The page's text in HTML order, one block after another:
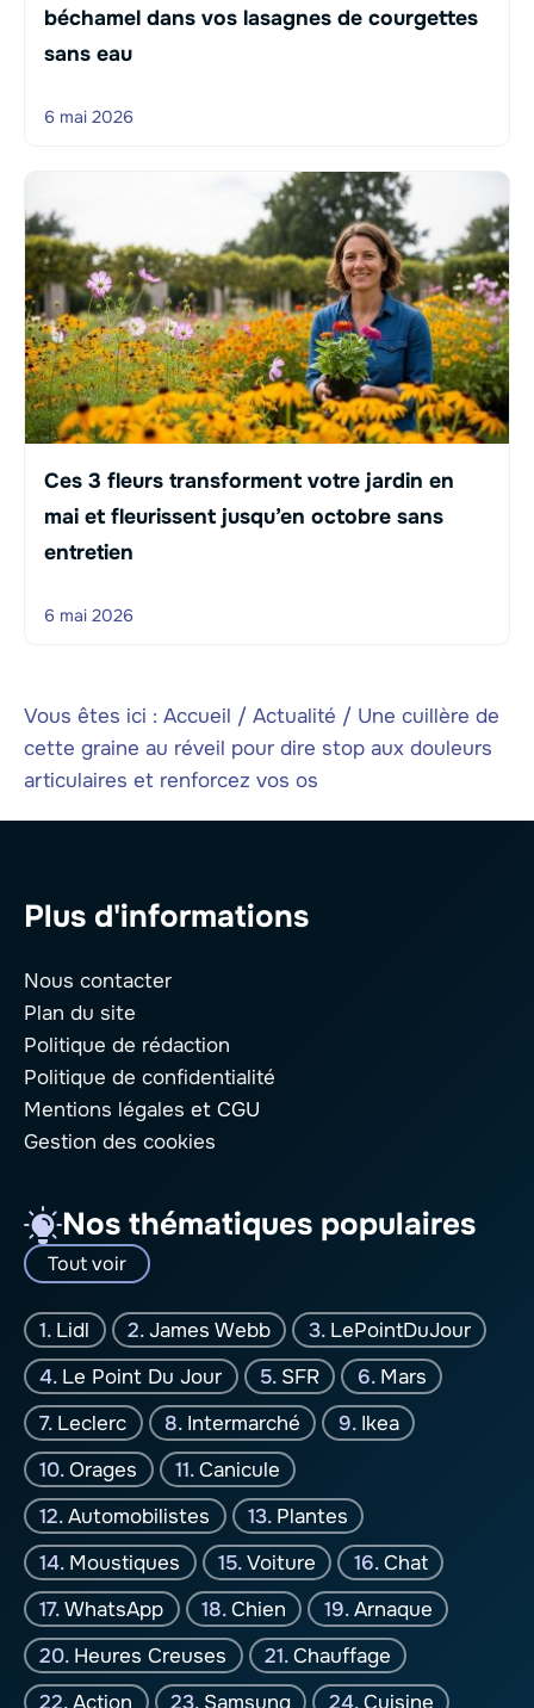
béchamel dans vos lasagnes de courgettes
sans eau
6 mai 2026
Ces 3 fleurs transforment votre jardin en
mai et fleurissent jusqu’en octobre sans
entretien
6 mai 2026
Vous êtes ici : Accueil / Actualité / Une cuillère de
cette graine au réveil pour dire stop aux douleurs
articulaires et renforcez vos os
Plus d'informations
Nous contacter
Plan du site
Politique de rédaction
Politique de confidentialité
Mentions légales et CGU
Gestion des cookies
Nos thématiques populaires
Tout voir
Lidl James Webb
LePointDuJour
Le Point Du Jour
SFR
Mars
Leclerc
Intermarché
Ikea
Orages
Canicule
Automobilistes
Plantes
Moustiques
Voiture
Chat
WhatsApp
Chien
Arnaque
Heures Creuses
Chauffage
Action
Samsung Cuisine